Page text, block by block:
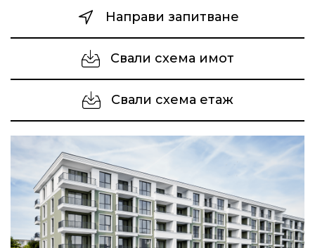
Направи запитване
Свали схема имот
Свали схема етаж